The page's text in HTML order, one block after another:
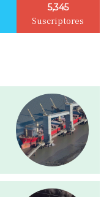
5,345
Suscriptores